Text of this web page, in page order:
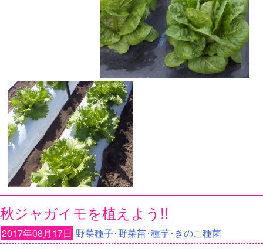
秋ジャガイモを植えよう!!
2017年08月17日 野菜種子･野菜苗･種芋･きのこ種菌